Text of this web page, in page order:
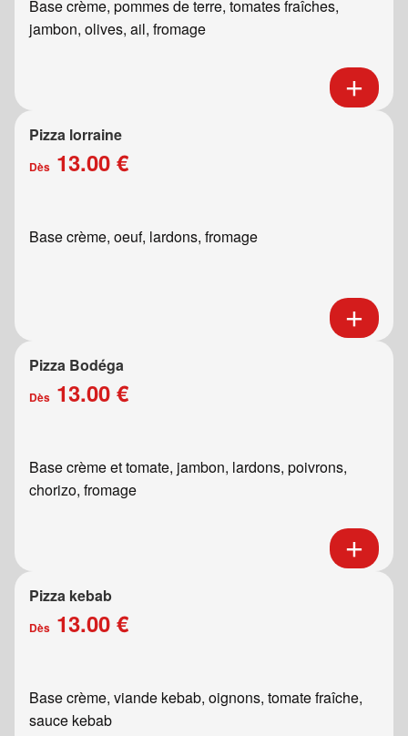
Base crème, pommes de terre, tomates fraîches,
jambon, olives, ail, fromage
Pizza lorraine
Dès 13.00 €
Base crème, oeuf, lardons, fromage
Pizza Bodéga
Dès 13.00 €
Base crème et tomate, jambon, lardons, poivrons,
chorizo, fromage
Pizza kebab
Dès 13.00 €
Base crème, viande kebab, oignons, tomate fraîche,
sauce kebab